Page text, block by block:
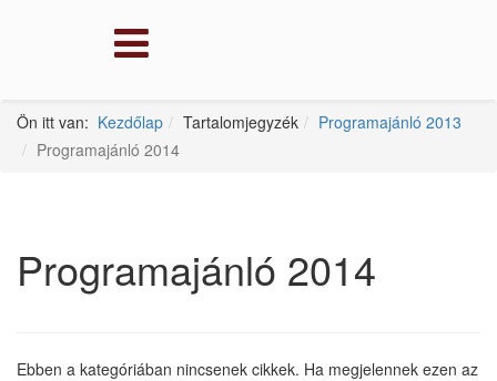
Ön itt van: Kezdőlap Tartalomjegyzék
Programajánló 2013
Programajánló 2014
Programajánló 2014
Ebben a kategóriában nincsenek cikkek. Ha megjelennek ezen az